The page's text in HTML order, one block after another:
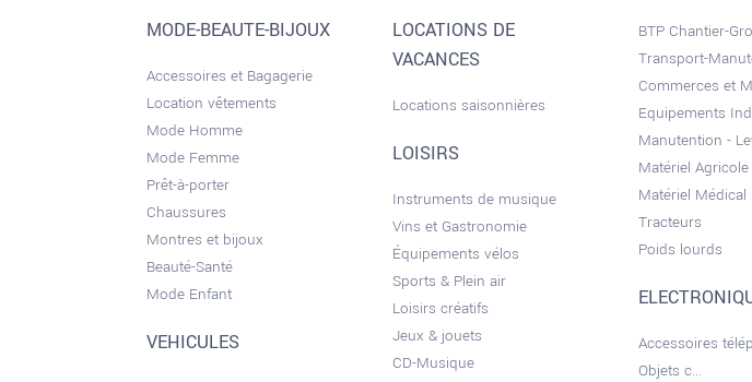
MODE-BEAUTE-BIJOUX
Accessoires et Bagagerie
Location vêtements
Mode Homme
Mode Femme
Prêt-à-porter
Chaussures
Montres et bijoux
Beauté-Santé
Mode Enfant
VEHICULES
LOCATIONS DE
VACANCES
Locations saisonnières
LOISIRS
Instruments de musique
Vins et Gastronomie
Équipements vélos
Sports & Plein air
Loisirs créatifs
Jeux & jouets
CD-Musique
BTP Chantier-
Transport-
Commerces et
Equipements
Manutention -
Matériel Agricole
Matériel Médical
Tracteurs
Poids lourds
Accessoires
Objets c...